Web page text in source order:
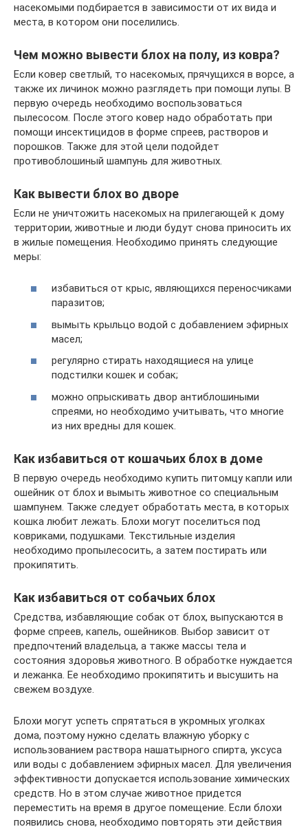
насекомыми подбирается в зависимости от их вида и
места, в котором они поселились.
Чем можно вывести блох на полу, из ковра?
Если ковер светлый, то насекомых, прячущихся в ворсе, а
также их личинок можно разглядеть при помощи лупы. В
первую очередь необходимо воспользоваться
пылесосом. После этого ковер надо обработать при
помощи инсектицидов в форме спреев, растворов и
порошков. Также для этой цели подойдет
противоблошиный шампунь для животных.
Как вывести блох во дворе
Если не уничтожить насекомых на прилегающей к дому
территории, животные и люди будут снова приносить их
в жилые помещения. Необходимо принять следующие
меры:
избавиться от крыс, являющихся переносчиками
паразитов;
вымыть крыльцо водой с добавлением эфирных
масел;
регулярно стирать находящиеся на улице
подстилки кошек и собак;
можно опрыскивать двор антиблошиными
спреями, но необходимо учитывать, что многие
из них вредны для кошек.
Как избавиться от кошачьих блох в доме
В первую очередь необходимо купить питомцу капли или
ошейник от блох и вымыть животное со специальным
шампунем. Также следует обработать места, в которых
кошка любит лежать. Блохи могут поселиться под
ковриками, подушками. Текстильные изделия
необходимо пропылесосить, а затем постирать или
прокипятить.
Как избавиться от собачьих блох
Средства, избавляющие собак от блох, выпускаются в
форме спреев, капель, ошейников. Выбор зависит от
предпочтений владельца, а также массы тела и
состояния здоровья животного. В обработке нуждается
и лежанка. Ее необходимо прокипятить и высушить на
свежем воздухе.
Блохи могут успеть спрятаться в укромных уголках
дома, поэтому нужно сделать влажную уборку с
использованием раствора нашатырного спирта, уксуса
или воды с добавлением эфирных масел. Для увеличения
эффективности допускается использование химических
средств. Но в этом случае животное придется
переместить на время в другое помещение. Если блохи
появились снова, необходимо повторять эти действия